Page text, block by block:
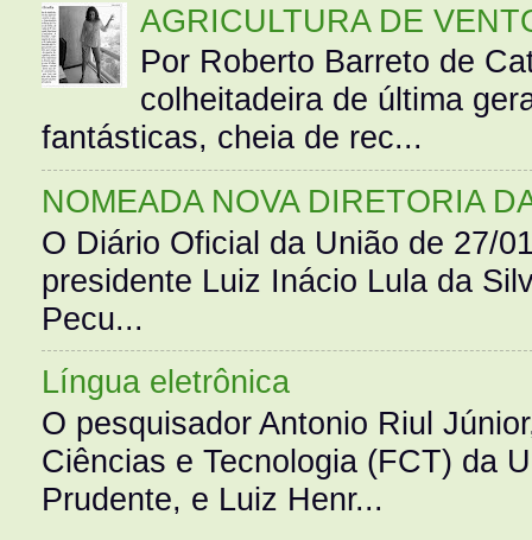
AGRICULTURA DE
Por Roberto Barreto de
colheitadeira de última
fantásticas, cheia de rec...
NOMEADA NOVA DIRETORIA
O Diário Oficial da União de 27/
presidente Luiz Inácio Lula da
Pecu...
Língua eletrônica
O pesquisador Antonio Riul
Ciências e Tecnologia (FCT) da
Prudente, e Luiz Henr...